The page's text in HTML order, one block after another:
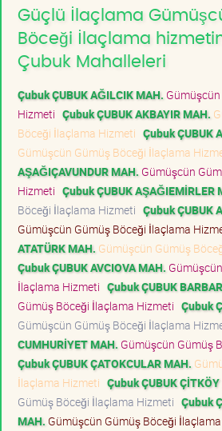
Güçlü İlaçlama
Böceği İlaçlama
Çubuk Mahalleleri
Çubuk ÇUBUK AĞILCIK MAH.
Hizmeti Çubuk ÇUBUK AKBAYIR MAH.
Böceği İlaçlama Hizmeti Çubuk ÇUBUK
Gümüşcün Gümüş Böceği İlaçlama
AŞAĞIÇAVUNDUR MAH. Gümüşcün
Hizmeti Çubuk ÇUBUK AŞAĞIEMİRLER
Böceği İlaçlama Hizmeti Çubuk ÇUBUK
Gümüşcün Gümüş Böceği İlaçlama
ATATÜRK MAH. Gümüşcün Gümüş
Çubuk ÇUBUK AVCIOVA MAH.
İlaçlama Hizmeti Çubuk ÇUBUK
Gümüş Böceği İlaçlama Hizmeti Çubuk
Gümüşcün Gümüş Böceği İlaçlama
CUMHURİYET MAH. Gümüşcün Gümüş
Çubuk ÇUBUK ÇATOKCULAR MAH.
İlaçlama Hizmeti Çubuk ÇUBUK
Gümüş Böceği İlaçlama Hizmeti Çubuk
MAH. Gümüşcün Gümüş Böceği